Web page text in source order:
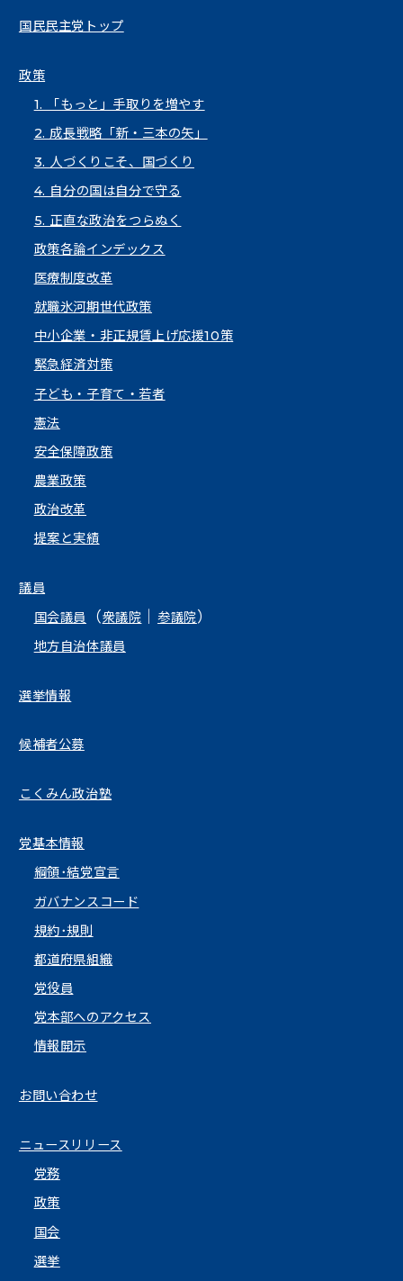
国民民主党トップ
政策
1. 「もっと」手取りを増やす
2. 成長戦略「新・三本の矢」
3. 人づくりこそ、国づくり
4. 自分の国は自分で守る
5. 正直な政治をつらぬく
政策各論インデックス
医療制度改革
就職氷河期世代政策
中小企業・非正規賃上げ応援10策
緊急経済対策
子ども・子育て・若者
憲法
安全保障政策
農業政策
政治改革
提案と実績
議員
国会議員
（衆議院 ｜参議院）
地方自治体議員
選挙情報
候補者公募
こくみん政治塾
党基本情報
綱領･結党宣言
ガバナンスコード
規約･規則
都道府県組織
党役員
党本部へのアクセス
情報開示
お問い合わせ
ニュースリリース
党務
政策
国会
選挙